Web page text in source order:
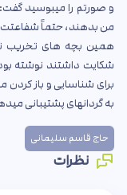
و صورتم را میبوسید
من بدهند، حتماً
همین بچه های تخریب
شکایت داشتند نوشته
برای شناسایی و باز کردن
به گردانهای پشتیبانی
حاج قاسم سلیمانی
نظرات